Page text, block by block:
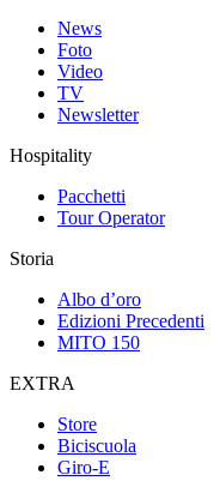
News
Foto
Video
TV
Newsletter
Hospitality
Pacchetti
Tour Operator
Storia
Albo d’oro
Edizioni Precedenti
MITO 150
EXTRA
Store
Biciscuola
Giro-E